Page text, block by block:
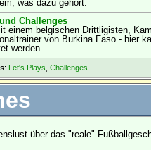
was dazu gehört.
Challenges
einem belgischen Drittligisten,
von Burkina Faso - hier
werden.
: Let's Plays Challenges
über das "reale"